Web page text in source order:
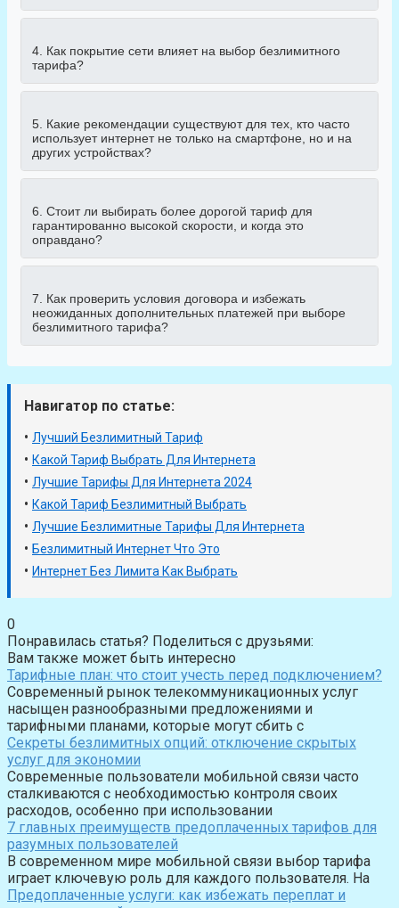
4. Как покрытие сети влияет на выбор безлимитного
тарифа?
5. Какие рекомендации существуют для тех, кто часто
использует интернет не только на смартфоне, но и на
других устройствах?
6. Стоит ли выбирать более дорогой тариф для
гарантированно высокой скорости, и когда это
оправдано?
7. Как проверить условия договора и избежать
неожиданных дополнительных платежей при выборе
безлимитного тарифа?
Навигатор по статье:
• Лучший Безлимитный Тариф
• Какой Тариф Выбрать Для Интернета
• Лучшие Тарифы Для Интернета 2024
• Какой Тариф Безлимитный Выбрать
• Лучшие Безлимитные Тарифы Для Интернета
• Безлимитный Интернет Что Это
• Интернет Без Лимита Как Выбрать
0
Понравилась статья? Поделиться с друзьями:
Вам также может быть интересно
Тарифные план: что стоит учесть перед подключением?
Современный рынок телекоммуникационных услуг
насыщен разнообразными предложениями и
тарифными планами, которые могут сбить с
Секреты безлимитных опций: отключение скрытых
услуг для экономии
Современные пользователи мобильной связи часто
сталкиваются с необходимостью контроля своих
расходов, особенно при использовании
7 главных преимуществ предоплаченных тарифов для
разумных пользователей
В современном мире мобильной связи выбор тарифа
играет ключевую роль для каждого пользователя. На
Предоплаченные услуги: как избежать переплат и